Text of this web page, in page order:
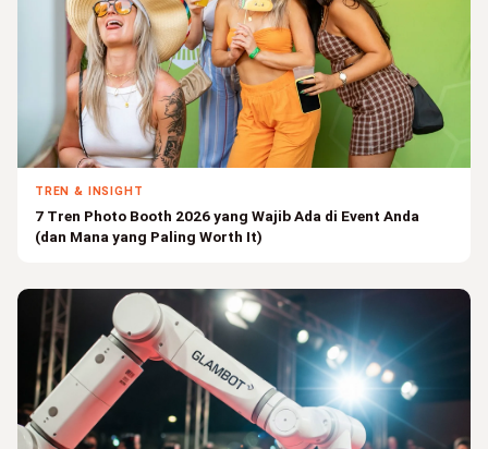
TREN & INSIGHT
7 Tren Photo Booth 2026 yang Wajib Ada di Event Anda
(dan Mana yang Paling Worth It)